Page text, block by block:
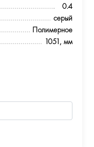
0.4
серый
Полимерное
1051, мм